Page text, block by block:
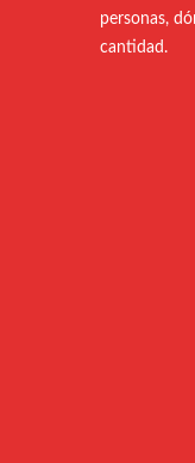
personas,
cantidad.